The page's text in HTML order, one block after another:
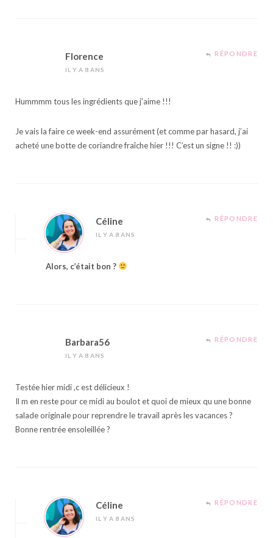
Florence
IL Y A 8 ANS
RÉPONDRE
Hummmm tous les ingrédients que j’aime !!!
Je vais la faire ce week-end assurément (et comme par hasard, j’ai
acheté une botte de coriandre fraîche hier !!! C’est un signe !! :))
Céline
IL Y A 8 ANS
RÉPONDRE
Alors, c’était bon ?
Barbara56
IL Y A 8 ANS
RÉPONDRE
Testée hier midi ,c est délicieux !
Il m en reste pour ce midi au boulot et quoi de mieux qu une bonne
salade originale pour reprendre le travail après les vacances ?
Bonne rentrée ensoleillée ?
Céline
IL Y A 8 ANS
RÉPONDRE